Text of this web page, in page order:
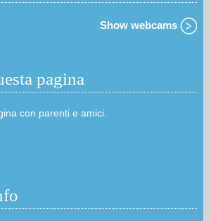
Show webcams
pagina
con parenti e amici.